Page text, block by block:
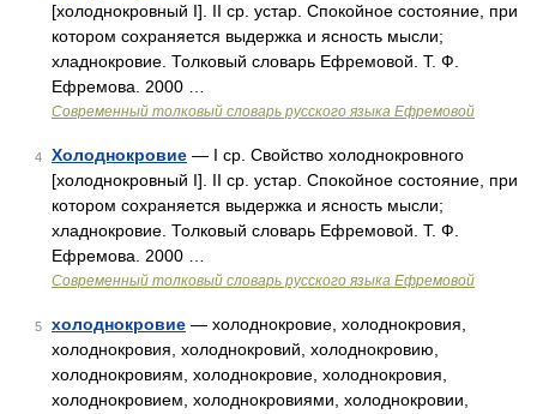
[холоднокровный I]. II ср. устар. Спокойное состояние, при
котором сохраняется выдержка и ясность мысли;
хладнокровие. Толковый словарь Ефремовой. Т. Ф.
Ефремова. 2000 …
Современный толковый словарь русского языка Ефремовой
4 Холоднокровие — I ср. Свойство холоднокровного
[холоднокровный I]. II ср. устар. Спокойное состояние, при
котором сохраняется выдержка и ясность мысли;
хладнокровие. Толковый словарь Ефремовой. Т. Ф.
Ефремова. 2000 …
Современный толковый словарь русского языка Ефремовой
5 холоднокровие — холоднокровие, холоднокровия,
холоднокровия, холоднокровий, холоднокровию,
холоднокровиям, холоднокровие, холоднокровия,
холоднокровием, холоднокровиями, холоднокровии,